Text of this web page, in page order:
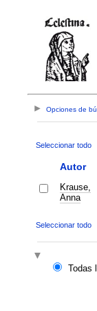
Opciones de
Seleccionar todo
Autor
Krause,
Anna
Seleccionar todo
Todas